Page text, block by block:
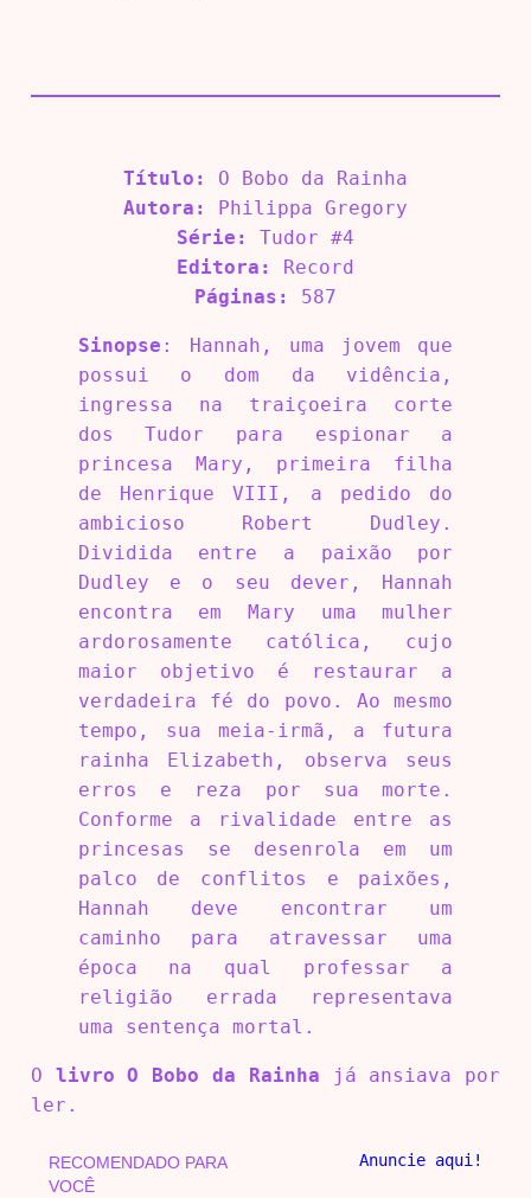
Título:
O Bobo da Rainha
Autora:
Philippa Gregory
Série:
Tudor #4
Editora:
Record
Páginas:
587
Sinopse : Hannah, uma jovem que
possui o dom da vidência,
ingressa na traiçoeira corte
dos Tudor para espionar a
princesa Mary, primeira filha
de Henrique VIII, a pedido do
ambicioso Robert Dudley.
Dividida entre a paixão por
Dudley e o seu dever, Hannah
encontra em Mary uma mulher
ardorosamente católica, cujo
maior objetivo é restaurar a
verdadeira fé do povo. Ao mesmo
tempo, sua meia-irmã, a futura
rainha Elizabeth, observa seus
erros e reza por sua morte.
Conforme a rivalidade entre as
princesas se desenrola em um
palco de conflitos e paixões,
Hannah deve encontrar um
caminho para atravessar uma
época na qual professar a
religião errada representava
uma sentença mortal.
O livro O Bobo da Rainha já ansiava por
ler.
RECOMENDADO PARA
VOCÊ
Anuncie aqui!